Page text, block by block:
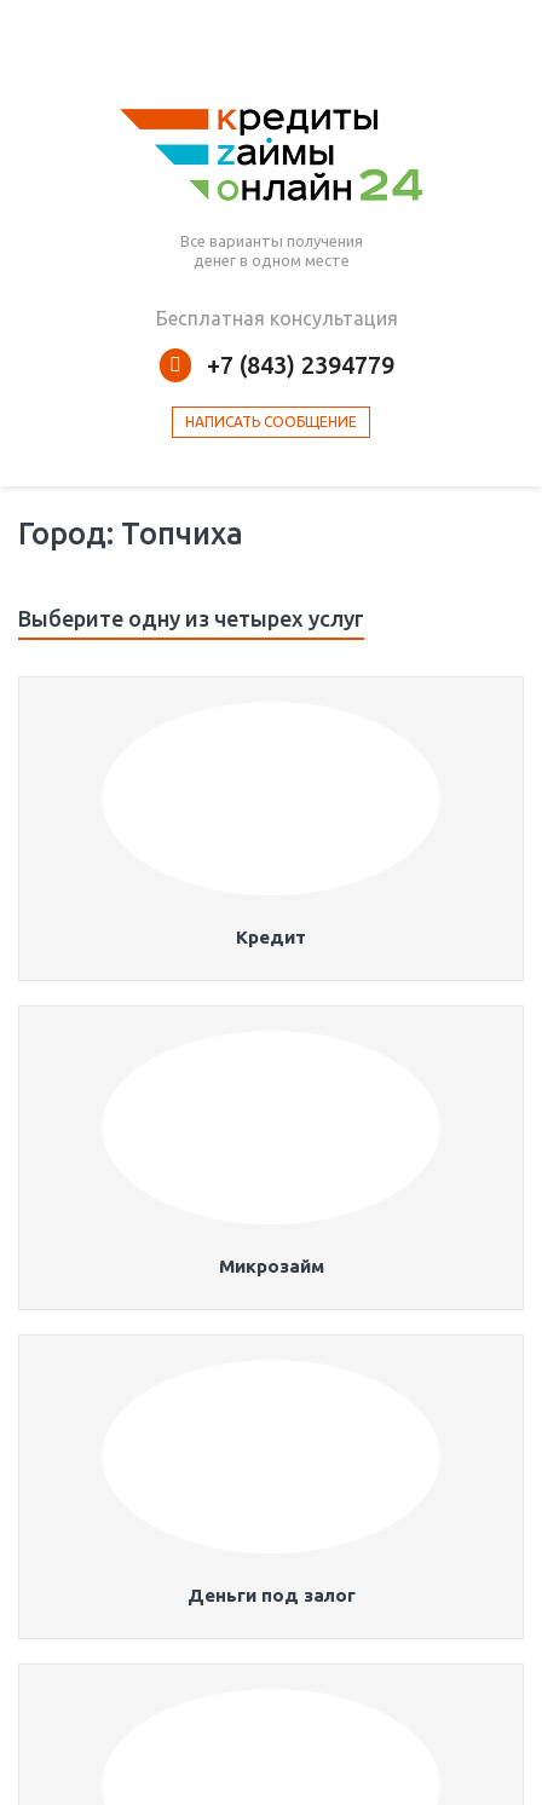
Все варианты получения
денег в одном месте
Бесплатная консультация
+7 (843) 2394779
НАПИСАТЬ СООБЩЕНИЕ
Город: Топчиха
Выберите одну из четырех услуг
Кредит
Микрозайм
Деньги под залог